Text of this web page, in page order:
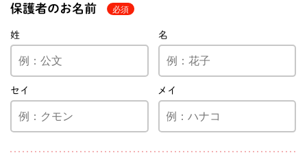
保護者のお名前
姓 名
セイ メイ